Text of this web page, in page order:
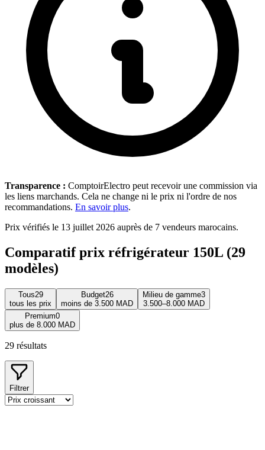
Transparence : ComptoirElectro peut recevoir une commission via
les liens marchands. Cela ne change ni le prix ni l'ordre de nos
recommandations. En savoir plus.
Prix vérifiés le 13 juillet 2026 auprès de 7 vendeurs marocains.
Comparatif prix réfrigérateur 150L (29
modèles)
Tous29
tous les prix
Budget26
moins de 3.500 MAD
Milieu de gamme3
3.500–8.000 MAD
Premium0
plus de 8.000 MAD
29 résultats
Filtrer